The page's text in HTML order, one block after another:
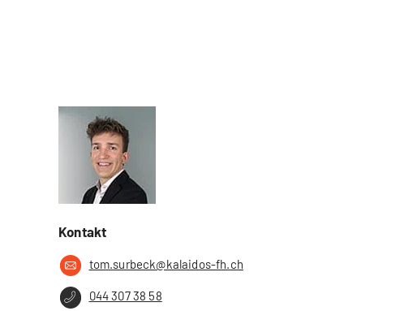
Kontakt
tom.surbeck@kalaidos-fh.ch
044 307 38 58